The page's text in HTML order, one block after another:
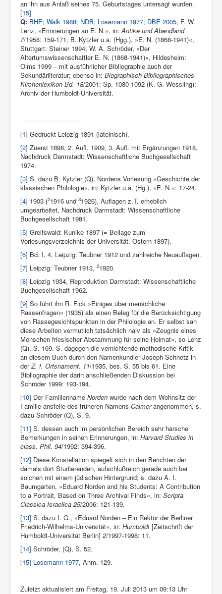
an ihn aus Anlaß seines 75. Geburtstages untersagt wurden.
[15]
Q: BHE; Walk 1988; NDB; Losemann 1977; DBE 2005; F. W.
Lenz, »Erinnerungen an E. N.«, in: Antike und Abendland
7/1958: 159-171; B. Kytzler u.a. (Hgg.), »E. N. (1868-1941)«,
Stuttgart: Steiner 1994; W. A. Schröder, »Der
Altertumswissenschaftler E. N. (1868-1941)«, Hildesheim:
Olms 1999 – mit ausführlicher Bibliographie auch der
Sekundärliteratur; ebenso in: Biographisch-Bibliographisches
Kirchenlexikon Bd. 18/2001: Sp. 1080-1092 (K.-G. Wessling);
Archiv der Humboldt-Universität.
[1] Gedruckt Leipzig 1891 (lateinisch).
[2] Zuerst 1898, 2. Aufl. 1909, 3. Aufl. mit Ergänzungen 1918,
Nachdruck Darmstadt: Wissenschaftliche Buchgesellschaft
1974.
[3] S. dazu B. Kytzler (Q), Nordens Vorlesung »Geschichte der
klassischen Philologie«, in: Kytzler u.a. (Hg.), »E. N.«: 17-24.
[4] 1903 (21916 und 31926), Auflagen z.T. erheblich
umgearbeitet, Nachdruck Darmstadt: Wissenschaftliche
Buchgesellschaft 1981.
[5] Greifswald: Kunike 1897 (= Beilage zum
Vorlesungsverzeichnis der Universität. Ostern 1897).
[6] Bd. I, 4, Leipzig: Teubner 1912 und zahlreiche Neuauflagen.
[7] Leipzig: Teubner 1913, 21920.
[8] Leipzig 1934, Reproduktion Darmstadt: Wissenschaftliche
Buchgesellschaft 1962.
[9] So führt ihn R. Fick »Einiges über menschliche
Rassenfragen« (1935) als einen Beleg für die Berücksichtigung
von Rassegesichtspunkten in der Philologie an. Er selbst sah
diese Arbeiten vermutlich tatsächlich naiv als »Zeugnis eines
Menschen friesischer Abstammung für seine Heimat«, so Lenz
(Q), S. 169. S. dagegen die vernichtende methodische Kritik
an diesem Buch durch den Namenkundler Joseph Schnetz in
derZ. f. Ortsnamenf. 11/1935, bes. S. 55 bis 61. Eine
Bibliographie der darin anschließenden Diskussion bei
Schröder 1999: 193-194.
[10] Der Familienname Norden wurde nach dem Wohnsitz der
Familie anstelle des früheren Namens Calmerangenommen, s.
dazu Schröder (Q), S. 9.
[11] S. dessen auch im persönlichen Bereich sehr harsche
Bemerkungen in seinen Erinnerungen, in: Harvard Studies in
class. Phil. 94/1992: 394-396.
[12] Diese Konstellation spiegelt sich in den Berichten der
damals dort Studierenden, aufschlußreich gerade auch bei
solchen mit einem jüdischen Hintergrund; s. dazu A. I.
Baumgarten, »Eduard Norden and his Students: A Contribution
to a Portrait, Based on Three Archival Finds«, in: Scripta
Classica Israelica 25/2006: 121-139.
[13] S. dazu I. G., »Eduard Norden – Ein Rektor der Berliner
Friedrich-Wilhelms-Universität«, in: Humboldt [Zeitschrift der
Humboldt-Universität Berlin] 2/1997-1998: 11.
[14] Schröder, (Q), S. 52.
[15] Losemann 1977, Anm. 129.
Zuletzt aktualisiert am Freitag, 19. Juli 2013 um 09:13 Uhr